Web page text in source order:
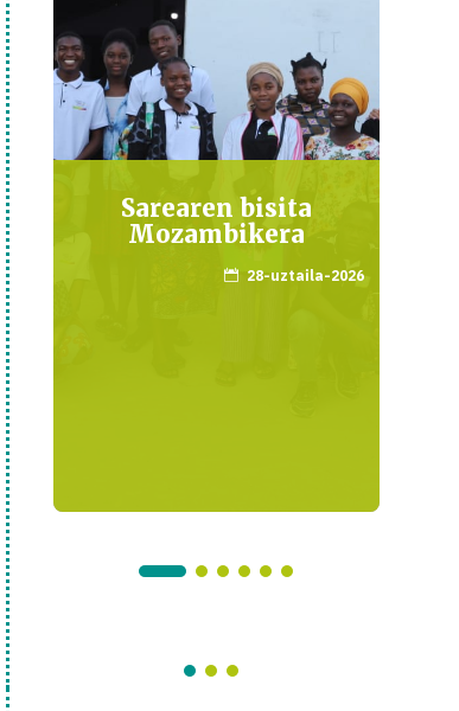
Sarearen bisita
Mozambikera
 28-uztaila-2026